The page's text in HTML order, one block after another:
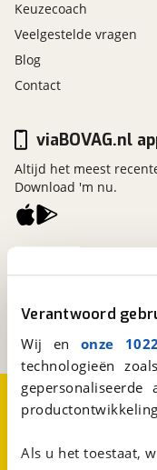
Verantwoord
Wij en onze
technologieën
Als u het toestaat,
Keuzecoach
Veelgestelde vragen
Blog
Contact
Een initiatief
viaBOVAG.nl
Altijd het meest
Download 'm nu.
Over viaBOVAG.nl
Cookievoorkeuren